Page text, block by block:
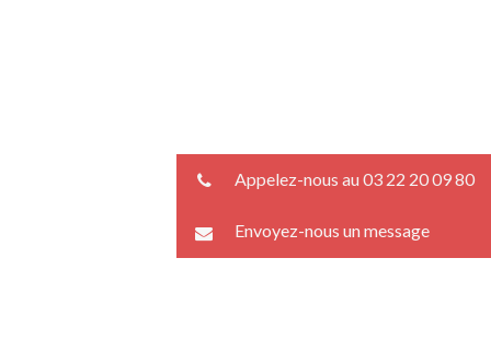
Appelez-nous au 03 22 20 09 80
Envoyez-nous un message